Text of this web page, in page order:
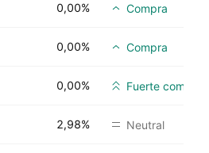
0,00% Compra
0,00% Compra
0,00% Fuerte compra
2,98% Neutral